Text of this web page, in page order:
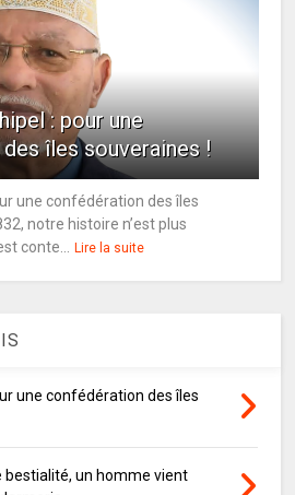
: pour une
îles souveraines !
une confédération des îles
notre histoire n’est plus
conte...
Lire la suite
une confédération des îles
bestialité, un homme vient